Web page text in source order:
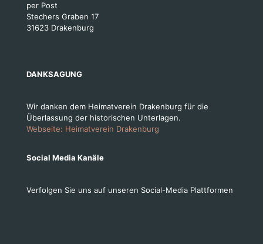
per Post
Stechers Graben 17
31623 Drakenburg
DANKSAGUNG
Wir danken dem Heimatverein Drakenburg für die
Überlassung der historischen Unterlagen.
Webseite: Heimatverein Drakenburg
Social Media Kanäle
Verfolgen Sie uns auf unseren Social-Media Plattformen